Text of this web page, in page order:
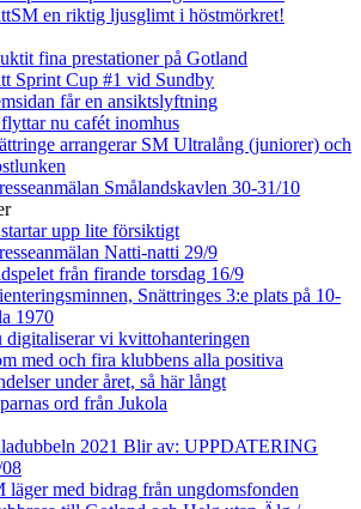
en riktig ljusglimt i höstmörkret!
fina prestationer på Gotland
Sprint Cup #1 vid Sundby
får en ansiktslyftning
nu cafét inomhus
arrangerar SM Ultralång (juniorer) och
Smålandskavlen 30-31/10
upp lite försiktigt
Natti-natti 29/9
från firande torsdag 16/9
Snättringes 3:e plats på 10-
1970
digitaliserar vi kvittohanteringen
med och fira klubbens alla positiva
under året, så här långt
ord från Jukola
2021 Blir av: UPPDATERING
läger med bidrag från ungdomsfonden